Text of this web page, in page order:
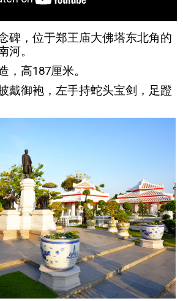
碑，位于郑王庙大佛塔东北角的
河。
，高187厘米。
戴御袍，左手持蛇头宝剑，足蹬